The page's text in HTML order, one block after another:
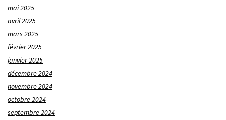
mai 2025
avril 2025
mars 2025
février 2025
janvier 2025
décembre 2024
novembre 2024
octobre 2024
septembre 2024